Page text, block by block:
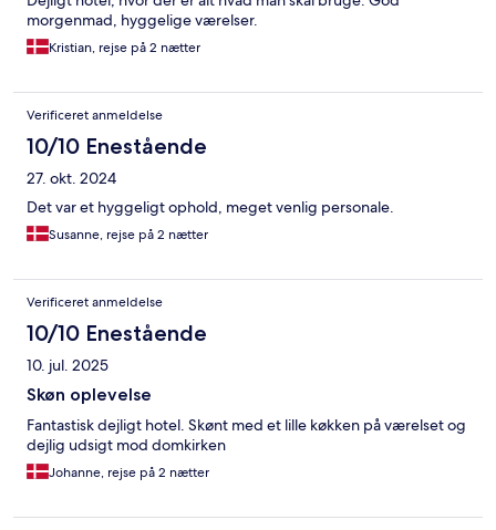
morgenmad, hyggelige værelser.
Kristian, rejse på 2 nætter
Verificeret anmeldelse
10/10 Enestående
27. okt. 2024
Det var et hyggeligt ophold, meget venlig personale.
Susanne, rejse på 2 nætter
Verificeret anmeldelse
10/10 Enestående
10. jul. 2025
Skøn oplevelse
Fantastisk dejligt hotel. Skønt med et lille køkken på værelset og
dejlig udsigt mod domkirken
Johanne, rejse på 2 nætter